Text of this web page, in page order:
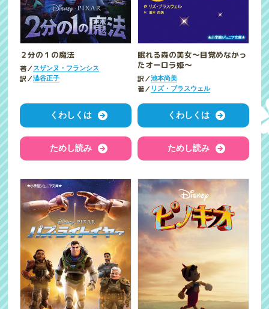
２分の１の魔法
著／スザンヌ・フランシス
訳／澁谷正子
くわしくは
ためし読み
眠れる森の美女～目覚めなかっ
たオーロラ姫～
訳／池本尚美
著／ リズ・ブラスウェル
くわしくは
ためし読み